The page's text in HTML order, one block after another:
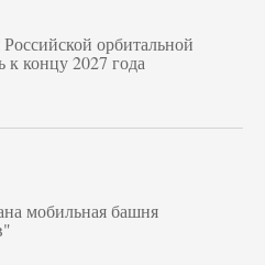
орбитальной
к концу 2027 года
мобильная башня